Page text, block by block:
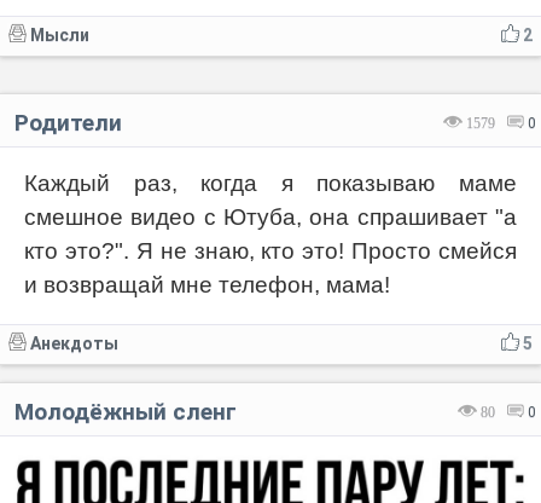
2
Мысли
1579 0
Родители
Каждый раз, когда я показываю маме
смешное видео с Ютуба, она спрашивает "а
кто это?". Я не знаю, кто это! Просто смейся
и возвращай мне телефон, мама!
5
Анекдоты
80 0
Молодёжный сленг